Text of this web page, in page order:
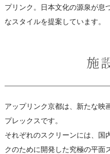
プリンク。日本文化の源泉が息
なスタイルを提案しています。
施
アップリンク京都は、新たな映
プレックスです。
それぞれのスクリーンには、国
クのために開発した究極の平面